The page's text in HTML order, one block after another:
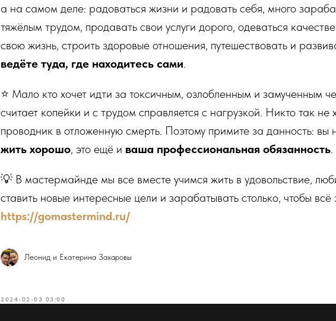
а на самом деле: радоваться жизни и радовать себя, много
тяжёлым трудом, продавать свои услуги дорого, одеваться
свою жизнь, строить здоровые отношения, путешествовать и
ведёте туда, где находитесь сами.
⭐️ Мало кто хочет идти за токсичным, озлобленным и замученным
считает копейки и с трудом справляется с нагрузкой. Никто так не
проводник в отложенную смерть. Поэтому примите за данность: вы
жить хорошо, это ещё и ваша профессиональная обязанность.
💡 В мастермайнде мы все вместе учимся жить в удовольствие,
ставить новые интересные цели и зарабатывать столько, чтобы всё
https://gomastermind.ru/
Леонид и Екатерина Захаровы
2024-02-03 03:00